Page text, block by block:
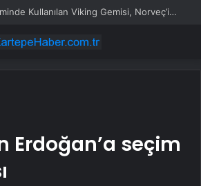
The Odyssey” Filminde Kullanılan Viking Gemisi, Norveç’in Başkenti Oslo’da Ziyarete Açıldı
Erdoğan’a seçim